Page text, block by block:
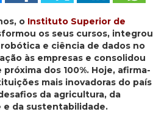
o Instituto Superior de
os seus cursos, integrou
e ciência de dados no
às empresas e consolidou
dos 100%. Hoje, afirma-
mais inovadoras do país
da agricultura, da
da sustentabilidade.